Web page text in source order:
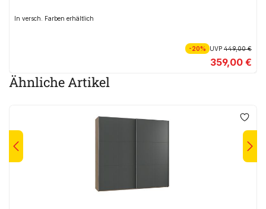
In versch. Farben erhältlich
-20% UVP449,00 €
359,00 €
Ähnliche Artikel